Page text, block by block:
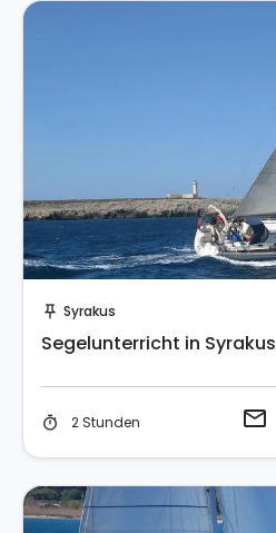
push_pin Syrakus
Segelunterricht in Syrakus
timer 2 Stunden email